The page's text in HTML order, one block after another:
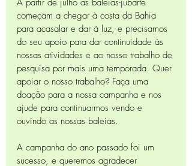
começam a chegar à costa da Bahia
para acasalar e dar à luz, e precisamos
do seu apoio para dar continuidade às
nossas atividades e ao nosso trabalho de
pesquisa por mais uma temporada. Quer
apoiar o nosso trabalho? Faça uma
doação para a nossa campanha e nos
ajude para continuarmos vendo e
ouvindo as nossas baleias.
A campanha do ano passado foi um
sucesso, e queremos agradecer